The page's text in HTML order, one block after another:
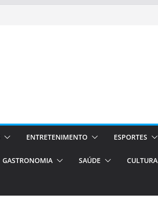
ENTRETENIMENTO ESPORTES
GASTRONOMIA SAÚDE CULTURA